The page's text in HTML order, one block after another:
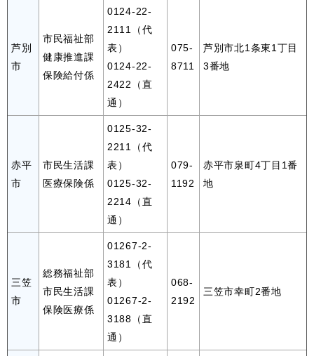
芦別
市
市民福祉部
健康推進課
保険給付係
0124-22-
2111（代
表）
0124-22-
2422（直
通）
075-
8711
芦別市北1条東1丁目
3番地
赤平
市
市民生活課
医療保険係
0125-32-
2211（代
表）
0125-32-
2214（直
通）
079-
1192
赤平市泉町4丁目1番
地
三笠
市
総務福祉部
市民生活課
保険医療係
01267-2-
3181（代
表）
01267-2-
3188（直
通）
068-
2192
三笠市幸町2番地